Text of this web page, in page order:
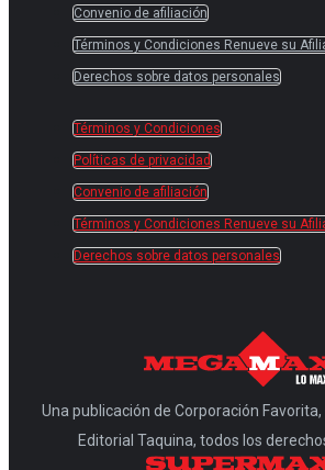
Convenio de afiliación
Términos y Condiciones Renueve su
Derechos sobre datos personales
Términos y Condiciones
Políticas de privacidad
Convenio de afiliación
Términos y Condiciones Renueve su
Derechos sobre datos personales
Una publicación de Corporación
Editorial Taquina, todos los